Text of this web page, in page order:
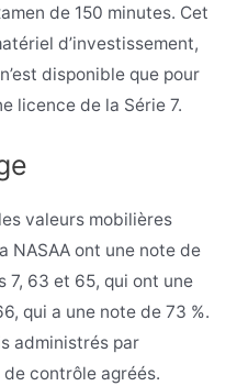
de 150 minutes. Cet
d’investissement,
disponible que pour
licence de la Série 7.
valeurs mobilières
NASAA ont une note de
7, 63 et 65, qui ont une
qui a une note de 73 %.
administrés par
contrôle agréés.